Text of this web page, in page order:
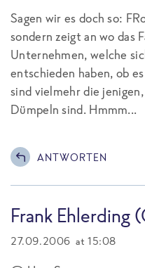
Sagen wir es doch so:
sondern zeigt an wo das
Unternehmen, welche
entschieden haben, ob
sind vielmehr die
Dümpeln sind. Hmmm...
ANTWORTEN
Frank Ehlerding
27.09.2006 at 15:08